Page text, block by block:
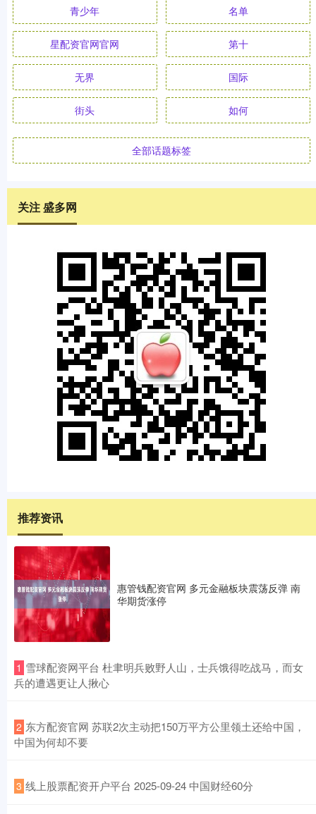
青少年 名单
星配资官网官网 第十
无界 国际
街头 如何
全部话题标签
关注 盛多网
推荐资讯
惠管钱配资官网 多元金融板块震荡反弹 南
华期货涨停
1 ​雪球配资网平台 杜聿明兵败野人山，士兵饿得吃战马，而女
兵的遭遇更让人揪心
2 ​东方配资官网 苏联2次主动把150万平方公里领土还给中国，
中国为何却不要
3 ​线上股票配资开户平台 2025-09-24 中国财经60分